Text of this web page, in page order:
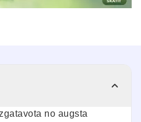
no augsta